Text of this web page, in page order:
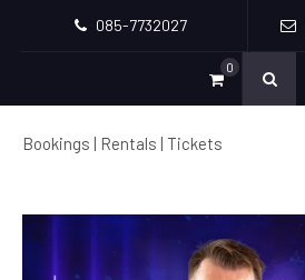
085-7732027
0
Bookings | Rentals | Tickets